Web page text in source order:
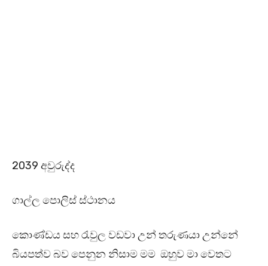
2039 අවුරුද්ද
ගාල්ල පොලිස් ස්ථානය
කොණ්ඩය සහ රැවුල වඩවා උන් තරුණයා උන්නේ
බියපත්ව බව පෙනුන නිසාම මම ඔහුව මා වෙතට